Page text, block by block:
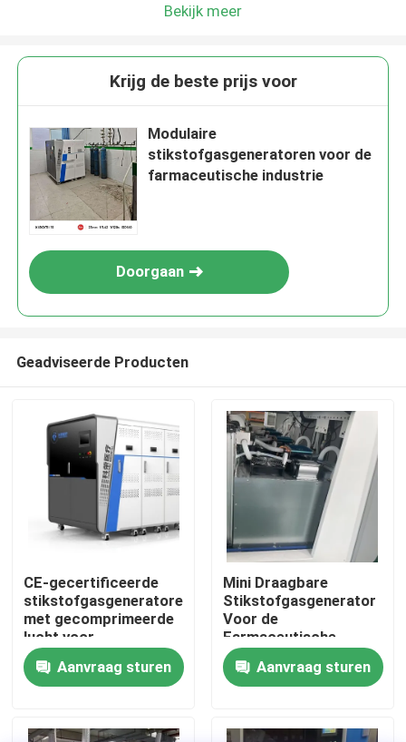
Thuis
Producten
Over ons
Bekijk meer
Krijg de beste prijs voor
Modulaire
stikstofgasgeneratoren voor de
farmaceutische industrie
Doorgaan
Geadviseerde Producten
CE-gecertificeerde
stikstofgasgeneratoren
met gecomprimeerde
lucht voor
farmaceutische
doeleinden
Aanvraag sturen
Mini Draagbare
Stikstofgasgenerator
Voor de
Farmaceutische
Industrie
Aanvraag sturen